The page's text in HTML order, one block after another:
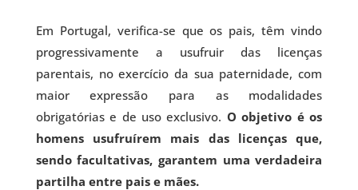
Em Portugal, verifica-se que os pais, têm vindo
progressivamente a usufruir das licenças
parentais, no exercício da sua paternidade, com
maior expressão para as modalidades
obrigatórias e de uso exclusivo. O objetivo é os
homens usufruírem mais das licenças que,
sendo facultativas, garantem uma verdadeira
partilha entre pais e mães.